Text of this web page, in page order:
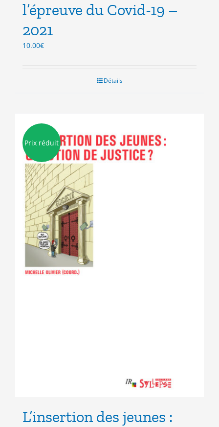
l’épreuve du Covid-19 –
2021
10.00€
Détails
Prix réduit
L’insertion des jeunes :